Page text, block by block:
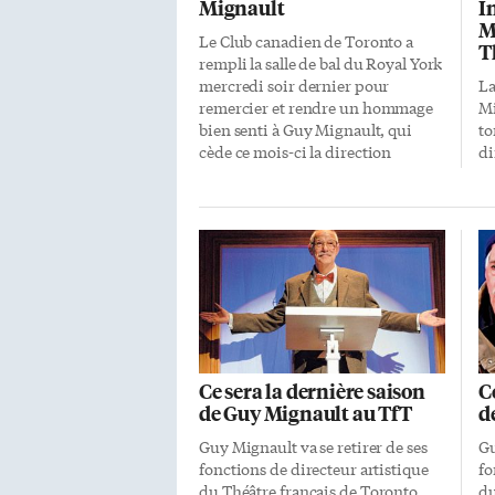
Mignault
Le Club canadien de Toronto a
rempli la salle de bal du Royal York
mercredi soir dernier pour
remercier et rendre un hommage
bien senti à Guy Mignault, qui
cède ce mois-ci la direction
Mignault en a finalement passé 19.
Et même s’il ira parfois jouer au
Québec, comme l’hiver prochain
dans Les Héros monté par la
Compagnie Jean Duceppe, son
adresse permanente reste dans la
métropole ontarienne où n’a pas
fini de le croiser à divers
événements. En plus de la ministre
des […]
à
et
Ce sera la dernière saison
de Guy Mignault au TfT
Guy Mignault va se retirer de ses
fonctions de directeur artistique
du Théâtre français de Toronto